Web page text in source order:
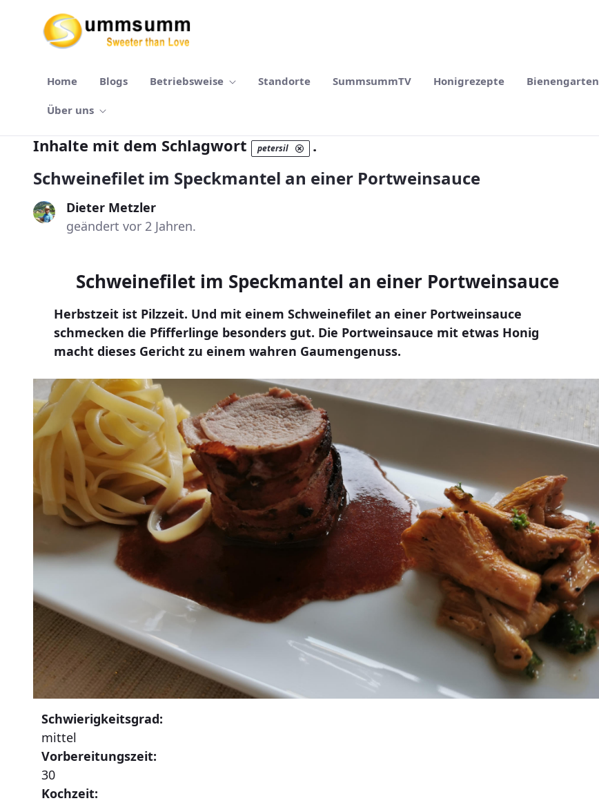
Zum Hauptinhalt springen
Home Blogs Betriebsweise Standorte SummsummTV Honigrezepte Bienengarten
Über uns
Inhalte mit dem Schlagwort petersil .
Schweinefilet im Speckmantel an einer Portweinsauce
Dieter Metzler
geändert vor 2 Jahren.
Schweinefilet im Speckmantel an einer Portweinsauce
Herbstzeit ist Pilzzeit. Und mit einem Schweinefilet an einer Portweinsauce
schmecken die Pfifferlinge besonders gut. Die Portweinsauce mit etwas Honig
macht dieses Gericht zu einem wahren Gaumengenuss.
Schwierigkeitsgrad:
mittel
Vorbereitungszeit:
30
Kochzeit: